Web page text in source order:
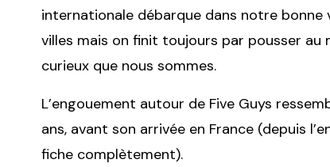
internationale débarque dans notre bonne
villes mais on finit toujours par pousser
curieux que nous sommes.
L’engouement autour de Five Guys
ans, avant son arrivée en France (depuis
fiche complètement).